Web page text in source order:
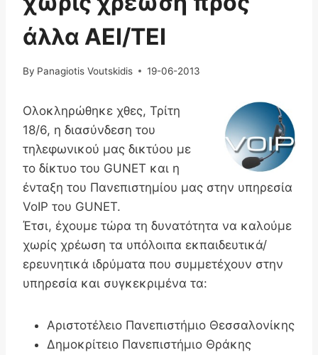
άλλα ΑΕΙ/ΤΕΙ
By Panagiotis Voutskidis 19-06-2013
Ολοκληρώθηκε χθες, Τρίτη
18/6, η διασύνδεση του
τηλεφωνικού μας δικτύου με
το δίκτυο του GUNET και η
ένταξη του Πανεπιστημίου μας στην υπηρεσία
VoIP του GUNET.
Έτσι, έχουμε τώρα τη δυνατότητα να καλούμε
χωρίς χρέωση τα υπόλοιπα εκπαιδευτικά/
ερευνητικά ιδρύματα που συμμετέχουν στην
υπηρεσία και συγκεκριμένα τα:
Αριστοτέλειο Πανεπιστήμιο Θεσσαλονίκης
Δημοκρίτειο Πανεπιστήμιο Θράκης